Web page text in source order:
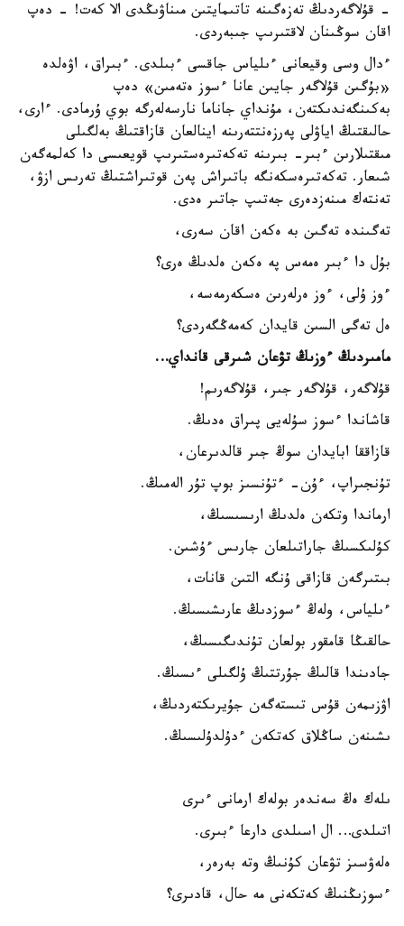
- قۇلاگەردىڭ تەزەگىنە تاتىمايتىن مىناۋىڭدى الا كەت! - دەپ
اقان سوڭىنان لاقتىرىپ جىبەردى.
ءدال وسى وقيعانى ءىلياس جاقسى ءبىلدى. ءبىراق، اۋەلدە
«بۇگىن قۇلاگەر جايىن عانا ءسوز ەتەمىن» دەپ
بەكىنگەندىكتەن، مۇنداي جاناما نارسەلەرگە بوي ۇرمادى. ءارى،
حالىقتىڭ اياۋلى پەرزەنتتەرىنە اينالعان قازاقتىڭ بەلگىلى
مىقتىلارىن ءبىر- بىرىنە تەكەتىرەستىرىپ قويعىسى دا كەلمەگەن
شىعار. تەكەتىرەسكەنگە باتىراش پەن قوتىراشتىڭ تەرىس ازۋ،
تەنتەك مىنەزدەرى جەتىپ جاتىر ەدى.
تەگىندە تەگىن بە ەكەن اقان سەرى،
بۇل دا ءبىر ەمەس پە ەكەن ەلدىڭ ەرى؟
ءوز ۇلى، ءوز ەرلەرىن ەسكەرمەسە،
ەل تەگى السىن قايدان كەمەڭگەردى؟
مامىردىڭ ءوزىڭ تۋعان شىرقى قانداي…
قۇلاگەر، قۇلاگەر جىر، قۇلاگەرىم!
قاشاندا ءسوز سۇلەيى پىراق ەدىڭ.
قازاققا ابايدان سوڭ جىر قالدىرعان،
تۇنجىراپ، ءۇن- ءتۇنسىز بوپ تۇر الەمىڭ.
ارماندا وتكەن ەلدىڭ ارىسىسىڭ،
كۇلىكسىڭ جاراتىلعان جارىس ءۇشىن.
بىتىرگەن قازاقى ۇنگە التىن قانات،
ءىلياس، ولەڭ ءسوزدىڭ عارىشىسىڭ.
حالقىڭا قامقور بولعان تۇندىگىسىڭ،
جادىندا قالىڭ جۇرتتىڭ ۇلگىلى ءىسىڭ.
اۋزىمەن قۇس تىستەگەن جۇيرىكتەردىڭ،
ىشىنەن ساڭلاق كەتكەن ءدۇلدۇلىسىڭ.
ىلەك ەڭ سەندەر بولەك ارمانى ءىرى
اتىلدى… ال اسىلدى دارعا ءبىرى.
ەلەۋسىز تۋعان كۇنىڭ وتە بەرەر،
ءسوزىڭنىڭ كەتكەنى مە حال، قادىرى؟